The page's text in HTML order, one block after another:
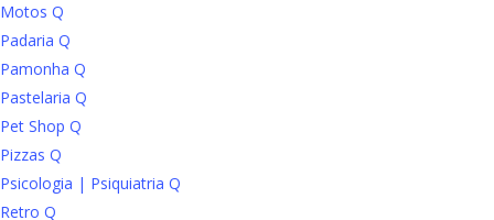
Motos Q
Padaria Q
Pamonha Q
Pastelaria Q
Pet Shop Q
Pizzas Q
Psicologia | Psiquiatria Q
Retro Q